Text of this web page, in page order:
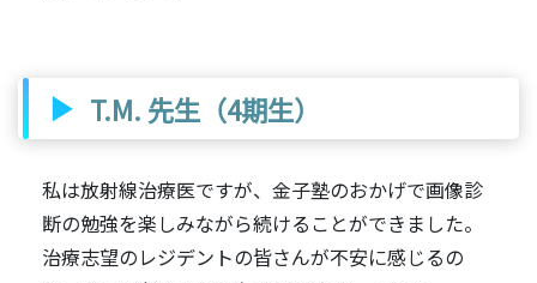
T.M. 先生（4期生）
私は放射線治療医ですが、金子塾のおかげで画像診
断の勉強を楽しみながら続けることができました。
治療志望のレジデントの皆さんが不安に感じるの